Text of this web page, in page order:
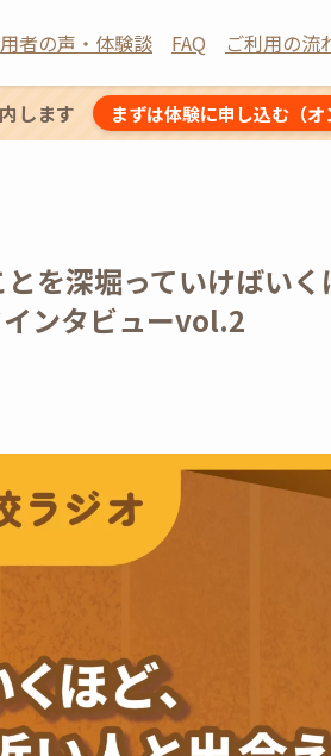
者の声・体験談 FAQ ご利用の流
します まずは体験に申し込む（オ
を深堀っていけばい
ンタビューvol.2